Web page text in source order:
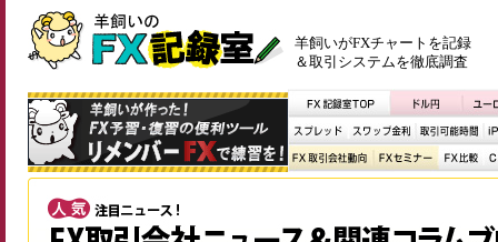
羊飼いがFXチャートを記録
＆取引システムを徹底調査